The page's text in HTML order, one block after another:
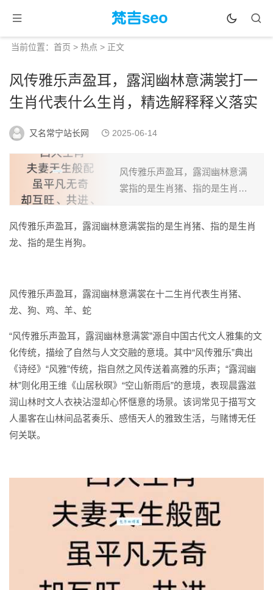
当前位置： 首页 > 热点 > 正文
风传雅乐声盈耳，露润幽林意满裳打一
生肖代表什么生肖，精选解释释义落实
又名常宁站长网 2025-06-14
风传雅乐声盈耳，露润幽林意满
裳指的是生肖猪、指的是生肖
盈耳，露润幽林意满裳在十二生
风传雅乐声盈耳，露润幽林意满裳指的是生肖猪、指的是生肖
龙、指的是生肖狗。
风传雅乐声盈耳，露润幽林意满裳在十二生肖代表生肖猪、
龙、狗、鸡、羊、蛇
“风传雅乐声盈耳，露润幽林意满裳”源自中国古代文人雅集的文
化传统，描绘了自然与人文交融的意境。其中“风传雅乐”典出
《诗经》“风雅”传统，指自然之风传送着高雅的乐声；“露润幽
林”则化用王维《山居秋暝》“空山新雨后”的意境，表现晨露滋
润山林时文人衣袂沾湿却心怀惬意的场景。该词常见于描写文
人墨客在山林间品茗奏乐、感悟天人的雅致生活，与赌博无任
何关联。